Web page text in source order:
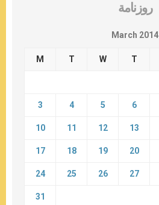
روزنامة
March 2014
M T W T
3 4 5 6
10 11 12 13
17 18 19 20
24 25 26 27
31